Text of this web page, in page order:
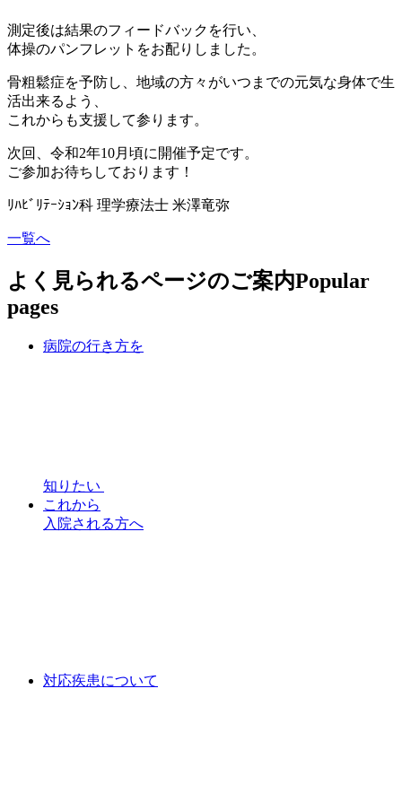
測定後は結果のフィードバックを行い、
体操のパンフレットをお配りしました。
骨粗鬆症を予防し、地域の方々がいつまでの元気な身体で生
活出来るよう、
これからも支援して参ります。
次回、令和2年10月頃に開催予定です。
ご参加お待ちしております！
ﾘﾊﾋﾞﾘﾃｰｼｮﾝ科 理学療法士 米澤竜弥
一覧へ
よく見られるページのご案内Popular
pages
病院の行き方を
知りたい
これから
入院される方へ
対応疾患について